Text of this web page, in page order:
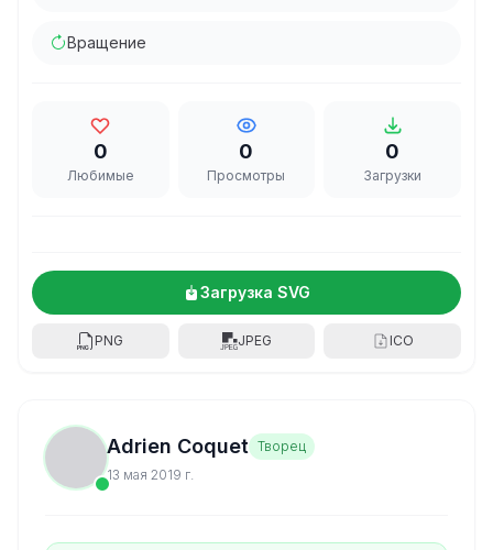
Вращение
0
Любимые
0
Просмотры
0
Загрузки
Загрузка SVG
PNG JPEG ICO
Adrien Coquet Творец
13 мая 2019 г.